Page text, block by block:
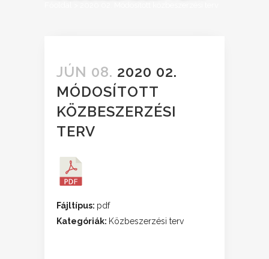
JÚN 08. 2020 02.
MÓDOSÍTOTT
KÖZBESZERZÉSI
TERV
Fájltípus: pdf
Kategóriák: Közbeszerzési terv